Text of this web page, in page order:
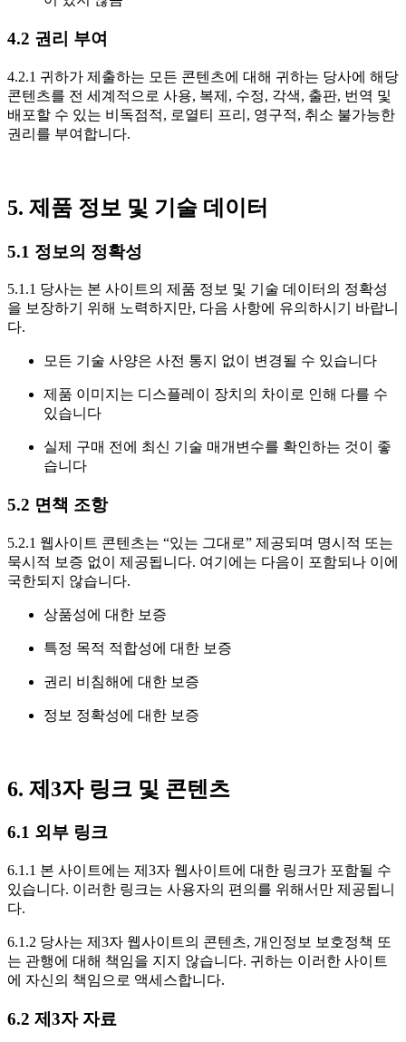
4.2 권리 부여
4.2.1 귀하가 제출하는 모든 콘텐츠에 대해 귀하는 당사에 해당
콘텐츠를 전 세계적으로 사용, 복제, 수정, 각색, 출판, 번역 및
배포할 수 있는 비독점적, 로열티 프리, 영구적, 취소 불가능한
권리를 부여합니다.
5. 제품 정보 및 기술 데이터
5.1 정보의 정확성
5.1.1 당사는 본 사이트의 제품 정보 및 기술 데이터의 정확성
을 보장하기 위해 노력하지만, 다음 사항에 유의하시기 바랍니
다.
모든 기술 사양은 사전 통지 없이 변경될 수 있습니다
제품 이미지는 디스플레이 장치의 차이로 인해 다를 수
있습니다
실제 구매 전에 최신 기술 매개변수를 확인하는 것이 좋
습니다
5.2 면책 조항
5.2.1 웹사이트 콘텐츠는 “있는 그대로” 제공되며 명시적 또는
묵시적 보증 없이 제공됩니다. 여기에는 다음이 포함되나 이에
국한되지 않습니다.
상품성에 대한 보증
특정 목적 적합성에 대한 보증
권리 비침해에 대한 보증
정보 정확성에 대한 보증
6. 제3자 링크 및 콘텐츠
6.1 외부 링크
6.1.1 본 사이트에는 제3자 웹사이트에 대한 링크가 포함될 수
있습니다. 이러한 링크는 사용자의 편의를 위해서만 제공됩니
다.
6.1.2 당사는 제3자 웹사이트의 콘텐츠, 개인정보 보호정책 또
는 관행에 대해 책임을 지지 않습니다. 귀하는 이러한 사이트
에 자신의 책임으로 액세스합니다.
6.2 제3자 자료